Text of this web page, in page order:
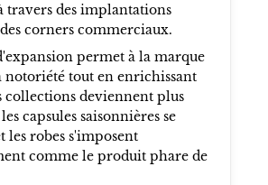
travers des implantations
corners commerciaux.
permet à la marque
notoriété tout en enrichissant
collections deviennent plus
capsules saisonnières se
robes s'imposent
comme le produit phare de